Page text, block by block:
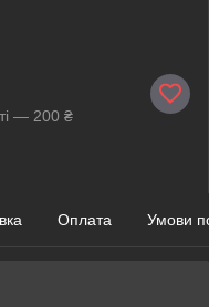
— 200 ₴
Оплата Умови